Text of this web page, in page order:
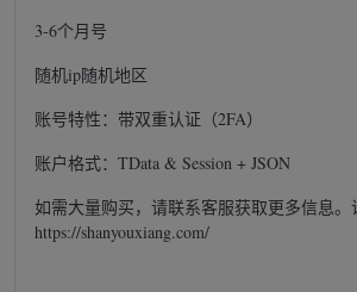
3-6个月号
随机ip随机地区
账号特性：带双重认证（2FA）
账户格式：TData & Session + JSON
如需大量购买，请联系客服获取更多信息。
https://shanyouxiang.com/